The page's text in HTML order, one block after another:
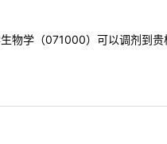
学（071000）可以调剂到贵